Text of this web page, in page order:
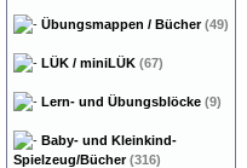
Übungsmappen / Bücher(49)
LÜK / miniLÜK (67)
Lern- und Übungsblöcke (9)
Baby- und Kleinkind-
Spielzeug/Bücher(316)